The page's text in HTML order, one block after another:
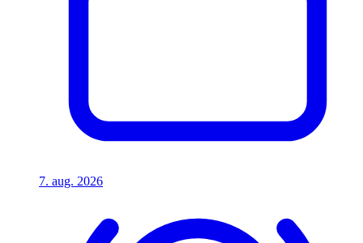
7. aug. 2026